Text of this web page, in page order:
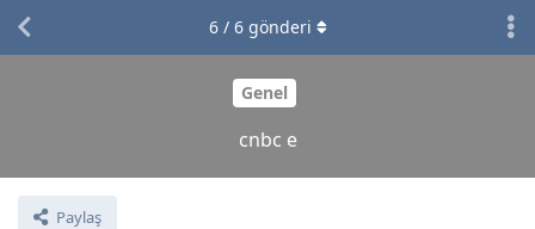
Genel
cnbc e
Paylaş
6/ 6gönderi